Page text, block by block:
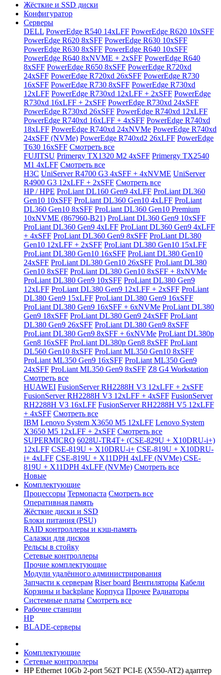
Жёсткие и SSD диски
Конфигуратор
Серверы
DELL PowerEdge R540 14xLFF PowerEdge R620 10xSFF
PowerEdge R620 8xSFF PowerEdge R630 10xSFF
PowerEdge R630 8xSFF PowerEdge R640 10xSFF
PowerEdge R640 8xNVME + 2xSFF PowerEdge R640
8xSFF PowerEdge R650 8xSFF PowerEdge R720xd
24xSFF PowerEdge R720xd 26xSFF PowerEdge R730
16xSFF PowerEdge R730 8xSFF PowerEdge R730xd
12xLFF PowerEdge R730xd 12xLFF + 2xSFF PowerEdge
R730xd 16xLFF + 2xSFF PowerEdge R730xd 24xSFF
PowerEdge R730xd 26xSFF PowerEdge R740xd 12xLFF
PowerEdge R740xd 16xLFF + 4xSFF PowerEdge R740xd
18xLFF PowerEdge R740xd 24xNVMe PowerEdge R740xd
24xSFF (NVMe) PowerEdge R740xd2 26xLFF PowerEdge
T630 16xSFF Смотреть все
FUJITSU Primergy TX1320 M2 4xSFF Primergy TX2540
M1 4xLFF Смотреть все
H3C UniServer R4700 G3 4xSFF + 4xNVME UniServer
R4900 G3 12xLFF + 2xSFF Смотреть все
HP / HPE ProLiant DL160 Gen9 4xLFF ProLiant DL360
Gen10 10xSFF ProLiant DL360 Gen10 4xLFF ProLiant
DL360 Gen10 8xSFF ProLiant DL360 Gen10 Premium
10xNVME (867960-B21) ProLiant DL360 Gen9 10xSFF
ProLiant DL360 Gen9 4xLFF ProLiant DL360 Gen9 4xLFF
+ 4xSFF ProLiant DL360 Gen9 8xSFF ProLiant DL380
Gen10 12xLFF + 2xSFF ProLiant DL380 Gen10 15xLFF
ProLiant DL380 Gen10 16xSFF ProLiant DL380 Gen10
24xSFF ProLiant DL380 Gen10 26xSFF ProLiant DL380
Gen10 8xSFF ProLiant DL380 Gen10 8xSFF + 8xNVMe
ProLiant DL380 Gen9 10xSFF ProLiant DL380 Gen9
12xLFF ProLiant DL380 Gen9 12xLFF + 2xSFF ProLiant
DL380 Gen9 15xLFF ProLiant DL380 Gen9 16xSFF
ProLiant DL380 Gen9 16xSFF + 6xNVMe ProLiant DL380
Gen9 18xSFF ProLiant DL380 Gen9 24xSFF ProLiant
DL380 Gen9 26xSFF ProLiant DL380 Gen9 8xSFF
ProLiant DL380 Gen9 8xSFF + 6xNVMe ProLiant DL380p
Gen8 16xSFF ProLiant DL380p Gen8 8xSFF ProLiant
DL560 Gen10 8xSFF ProLiant ML350 Gen10 8xSFF
ProLiant ML350 Gen9 16xSFF ProLiant ML350 Gen9
24xSFF ProLiant ML350 Gen9 8xSFF Z8 G4 Workstation
Смотреть все
HUAWEI FusionServer RH2288H V3 12xLFF + 2xSFF
FusionServer RH2288H V3 12xLFF + 4xSFF FusionServer
RH2288H V3 16xLFF FusionServer RH2288H V5 12xLFF
+ 4xSFF Смотреть все
IBM Lenovo System X3650 M5 12xLFF Lenovo System
X3650 M5 12xLFF + 2xSFF Смотреть все
SUPERMICRO 6028U-TR4T+ (CSE-829U + X10DRU-i+)
12xLFF CSE-819U + X10DRU-i+ CSE-819U + X10DRU-
i+ 4xLFF CSE-819U + X11DPH 4xLFF (NVMe) CSE-
819U + X11DPH 4xLFF (NVMe) Смотреть все
Новые
Комплектующие
Процессоры Термопаста Смотреть все
Оперативная память
Жёсткие диски и SSD
Блоки питания (PSU)
RAID контроллеры и кэш-память
Салазки для дисков
Рельсы в стойку
Сетевые контроллеры
Прочие комплектующие
Модули удалённого администрирования
Запчасти к серверам Riser board Вентиляторы Кабели
Корзины и backplane Корпуса Прочее Радиаторы
Системные платы Смотреть все
Рабочие станции
HP
BLADE-серверы
Комплектующие
Сетевые контроллеры
HP Ethernet 10Gb 2-port 562T PCI-E (X550-AT2) адаптер